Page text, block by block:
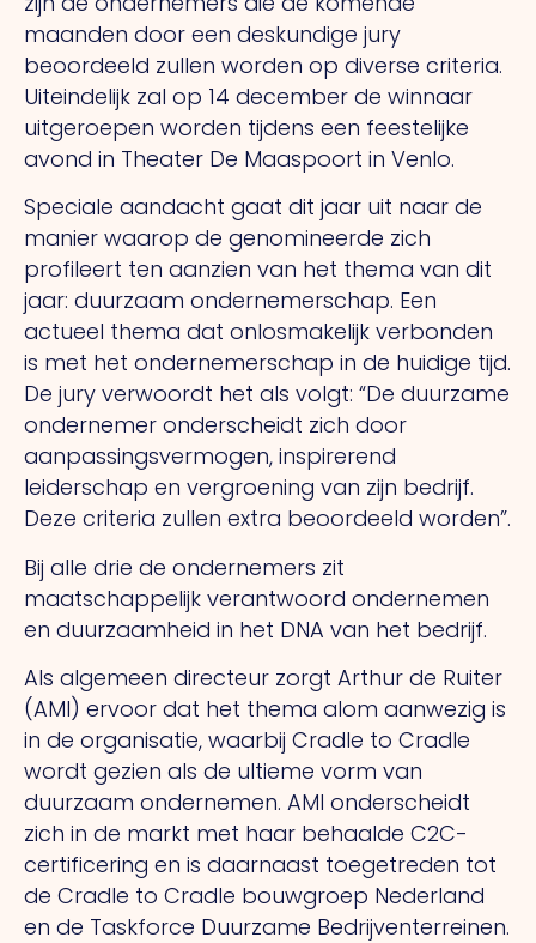
maanden door een deskundige jury
beoordeeld zullen worden op diverse criteria.
Uiteindelijk zal op 14 december de winnaar
uitgeroepen worden tijdens een feestelijke
avond in Theater De Maaspoort in Venlo.
Speciale aandacht gaat dit jaar uit naar de
manier waarop de genomineerde zich
profileert ten aanzien van het thema van dit
jaar: duurzaam ondernemerschap. Een
actueel thema dat onlosmakelijk verbonden
is met het ondernemerschap in de huidige tijd.
De jury verwoordt het als volgt: “De duurzame
ondernemer onderscheidt zich door
aanpassingsvermogen, inspirerend
leiderschap en vergroening van zijn bedrijf.
Deze criteria zullen extra beoordeeld worden”.
Bij alle drie de ondernemers zit
maatschappelijk verantwoord ondernemen
en duurzaamheid in het DNA van het bedrijf.
Als algemeen directeur zorgt Arthur de Ruiter
(AMI) ervoor dat het thema alom aanwezig is
in de organisatie, waarbij Cradle to Cradle
wordt gezien als de ultieme vorm van
duurzaam ondernemen. AMI onderscheidt
zich in de markt met haar behaalde C2C-
certificering en is daarnaast toegetreden tot
de Cradle to Cradle bouwgroep Nederland
en de Taskforce Duurzame Bedrijventerreinen.